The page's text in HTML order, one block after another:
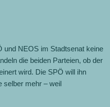
und NEOS im Stadtsenat keine
die beiden Parteien, ob der
wird. Die SPÖ will ihn
selber mehr – weil